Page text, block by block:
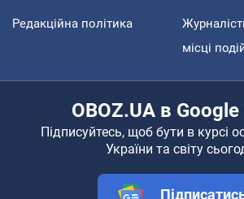
Редакційна політика
місці
OBOZ.UA в
Підписуйтесь, щоб бути в курсі
України та світу